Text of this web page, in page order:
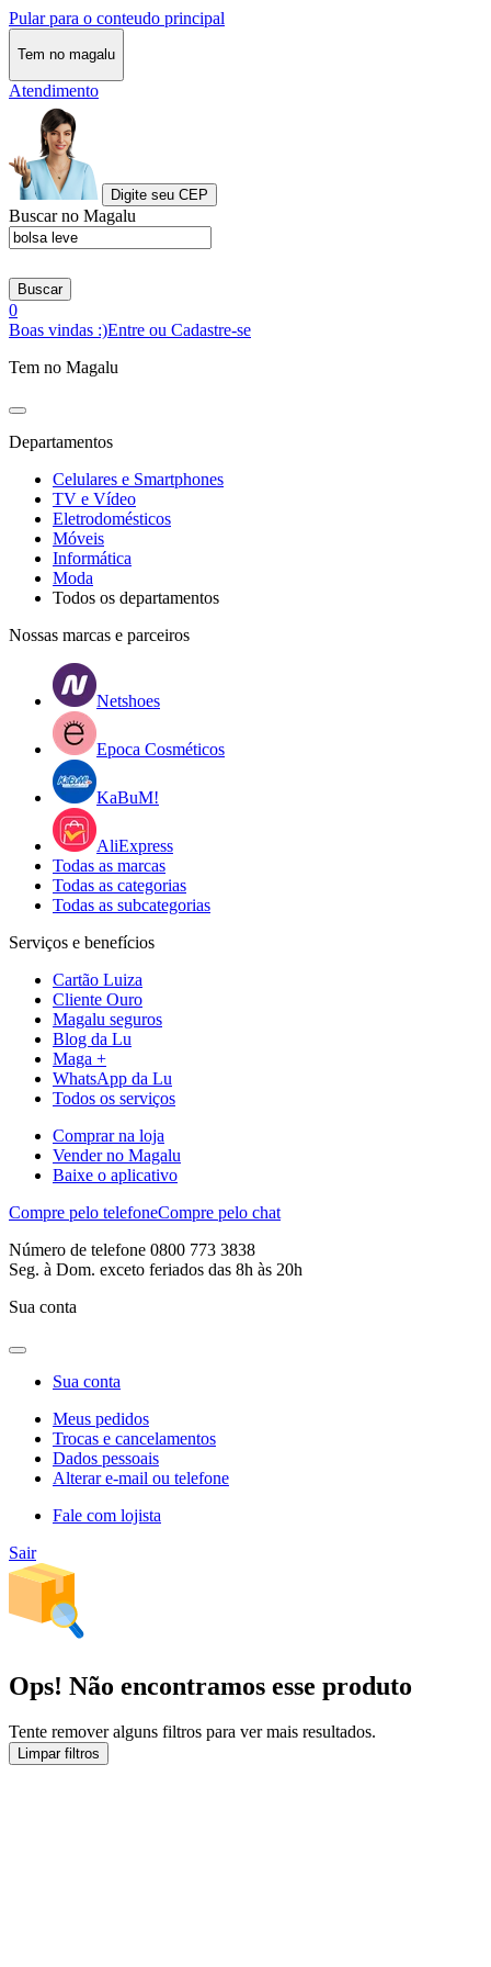
Pular para o conteudo principal
Tem no magalu
Atendimento
Digite seu CEP
Buscar no Magalu
Buscar
0
Boas vindas :)Entre ou Cadastre-se
Tem no Magalu
Departamentos
Celulares e Smartphones
TV e Vídeo
Eletrodomésticos
Móveis
Informática
Moda
Todos os departamentos
Nossas marcas e parceiros
Netshoes
Epoca Cosméticos
KaBuM!
AliExpress
Todas as marcas
Todas as categorias
Todas as subcategorias
Serviços e benefícios
Cartão Luiza
Cliente Ouro
Magalu seguros
Blog da Lu
Maga +
WhatsApp da Lu
Todos os serviços
Comprar na loja
Vender no Magalu
Baixe o aplicativo
Compre pelo telefoneCompre pelo chat
Número de telefone 0800 773 3838
Seg. à Dom. exceto feriados das 8h às 20h
Sua conta
Sua conta
Meus pedidos
Trocas e cancelamentos
Dados pessoais
Alterar e-mail ou telefone
Fale com lojista
Sair
Ops! Não encontramos esse produto
Tente remover alguns filtros para ver mais resultados.
Limpar filtros